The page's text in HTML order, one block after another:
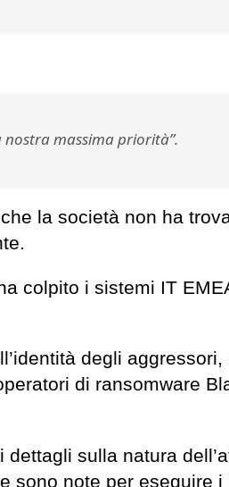
massima priorità”.
la società non ha
colpito i sistemi IT
degli aggressori,
di ransomware
sulla natura
sono note per eseguire i